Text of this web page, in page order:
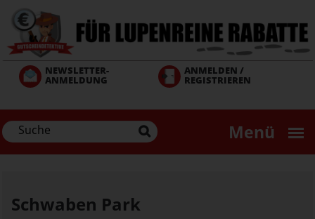
zum
Inhalt
NEWSLETTER-
ANMELDUNG
ANMELDEN /
REGISTRIEREN
Menü
Schwaben Park